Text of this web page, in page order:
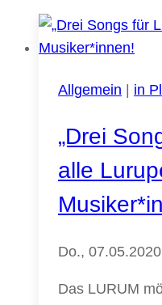
Allgemein | in
„Drei
alle
Do., 07.05.2020
Das LURUM